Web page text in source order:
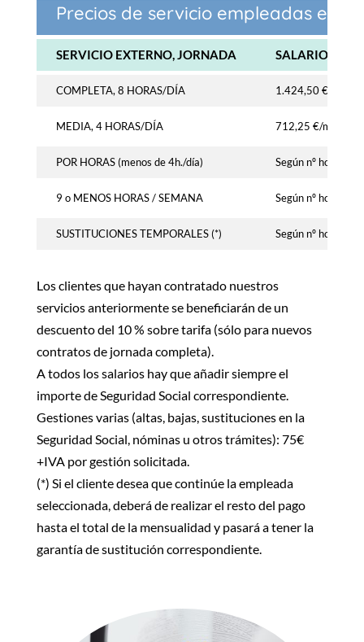
Precios de servicio empleadas
SERVICIO EXTERNO, JORNADA SALARIOS (12
COMPLETA, 8 HORAS/DÍA 1.424,50​ €/mes
MEDIA, 4 HORAS/DÍA 712,25 €/mes
POR HORAS (menos de 4h./día) Según nº horas
9 o MENOS HORAS / SEMANA Según nº horas
SUSTITUCIONES TEMPORALES (*) Según nº horas
Los clientes que hayan contratado nuestros
servicios anteriormente se beneficiarán de un
descuento del 10 % sobre tarifa (sólo para nuevos
contratos de jornada completa).
A todos los salarios hay que añadir siempre el
importe de Seguridad Social correspondiente.
Gestiones varias (altas, bajas, sustituciones en la
Seguridad Social, nóminas u otros trámites): 75€
+IVA por gestión solicitada.
(*) Si el cliente desea que continúe la empleada
seleccionada, deberá de realizar el resto del pago
hasta el total de la mensualidad y pasará a tener la
garantía de sustitución correspondiente.